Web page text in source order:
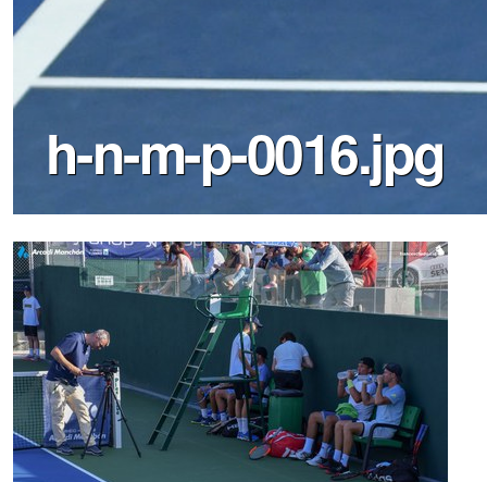
h-n-m-p-0016.jpg